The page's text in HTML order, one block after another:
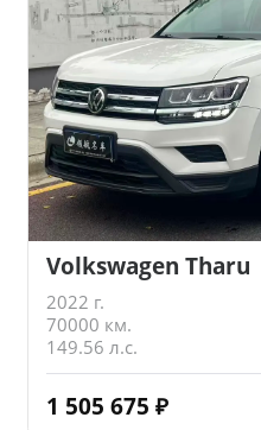
Volkswagen Tharu
2022 г.
70000 км.
149.56 л.с.
1 505 675 ₽